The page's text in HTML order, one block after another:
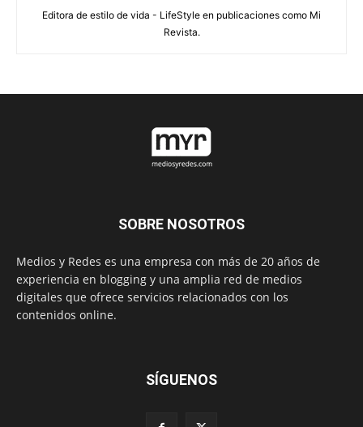
Editora de estilo de vida - LifeStyle en publicaciones como Mi
Revista.
SOBRE NOSOTROS
Medios y Redes es una empresa con más de 20 años de
experiencia en blogging y una amplia red de medios
digitales que ofrece servicios relacionados con los
contenidos online.
SÍGUENOS